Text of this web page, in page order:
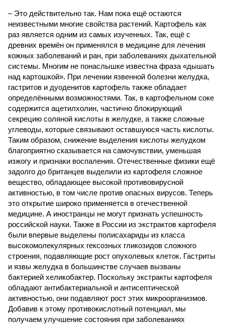
– Это действительно так. Нам пока ещё остаются
неизвестными многие свойства растений. Картофель как
раз является одним из самых изученных. Так, ещё с
древних времён он применялся в медицине для лечения
кожных заболеваний и ран, при заболеваниях дыхательной
системы. Многим не понаслышке известна фраза «дышать
над картошкой». При лечении язвенной болезни желудка,
гастритов и дуоденитов картофель также обладает
определёнными возможностями. Так, в картофельном соке
содержится ацетилхолин, частично блокирующий
секрецию соляной кислоты в желудке, а также сложные
углеводы, которые связывают оставшуюся часть кислоты.
Таким образом, снижение выделения кислоты желудком
благоприятно сказывается на самочувствии, уменьшая
изжогу и признаки воспаления. Отечественные физики ещё
задолго до британцев выделили из картофеля сложное
вещество, обладающее высокой противовирусной
активностью, в том числе против опасных вирусов. Теперь
это открытие широко применяется в отечественной
медицине. А иностранцы не могут признать успешность
российской науки. Также в России из экстрактов картофеля
были впервые выделены полисахариды из класса
высокомолекулярных гексозных гликозидов сложного
строения, подавляющие рост опухолевых клеток. Гастриты
и язвы желудка в большинстве случаев вызваны
бактерией хеликобактер. Поскольку экстракты картофеля
обладают антибактериальной и антисептической
активностью, они подавляют рост этих микроорганизмов.
Добавив к этому противокислотный потенциал, мы
получаем улучшение состояния при заболеваниях